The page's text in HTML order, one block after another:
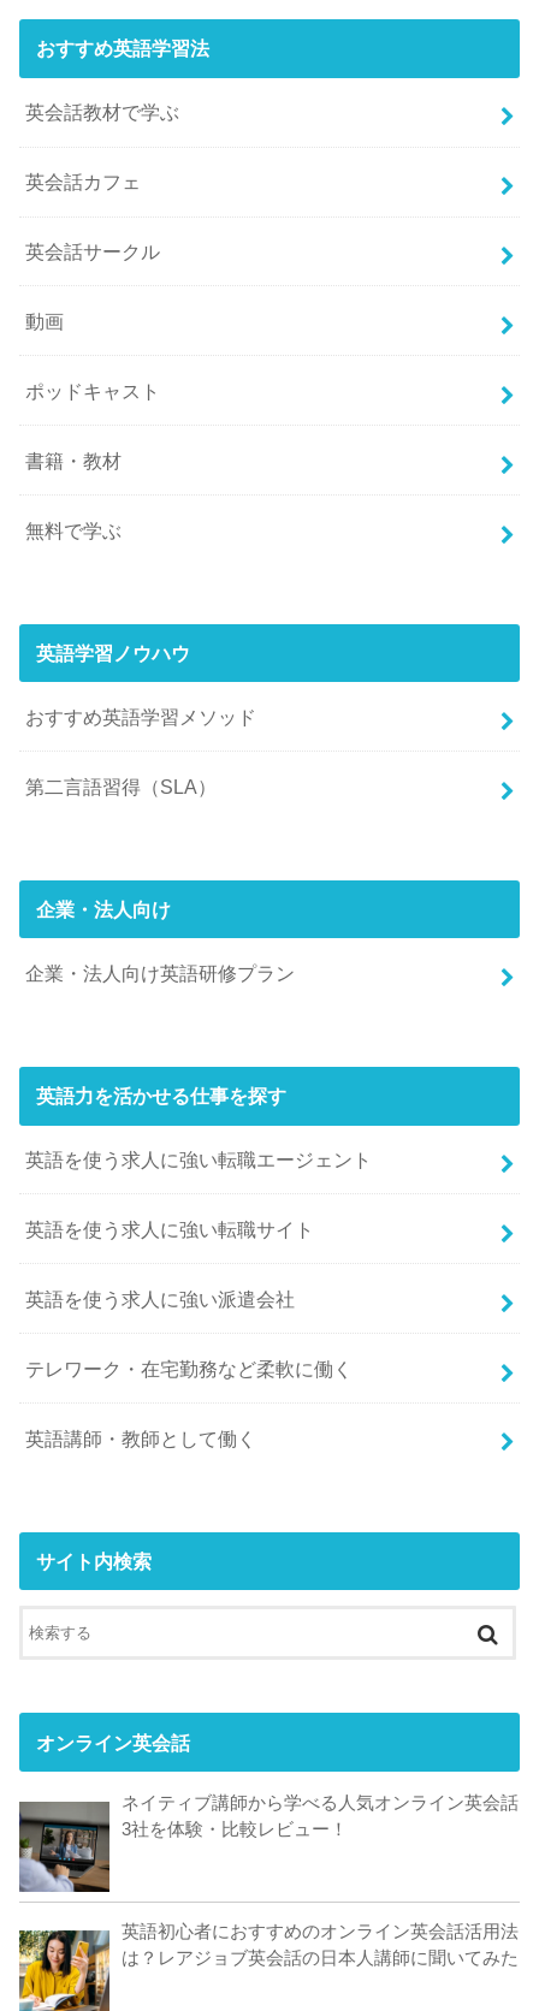
おすすめ英語学習法
英会話教材で学ぶ
英会話カフェ
英会話サークル
動画
ポッドキャスト
書籍・教材
無料で学ぶ
英語学習ノウハウ
おすすめ英語学習メソッド
第二言語習得（SLA）
企業・法人向け
企業・法人向け英語研修プラン
英語力を活かせる仕事を探す
英語を使う求人に強い転職エージェント
英語を使う求人に強い転職サイト
英語を使う求人に強い派遣会社
テレワーク・在宅勤務など柔軟に働く
英語講師・教師として働く
サイト内検索
オンライン英会話
ネイティブ講師から学べる人気オンライン英会話
3社を体験・比較レビュー！
英語初心者におすすめのオンライン英会話活用法
は？レアジョブ英会話の日本人講師に聞いてみた